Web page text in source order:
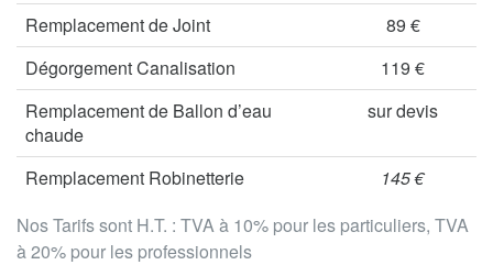
Nos Tarifs sont H.T. : TVA à 10% pour les particuliers, TVA
à 20% pour les professionnels
Remplacement de Joint
89 €
Dégorgement Canalisation
119 €
Remplacement de Ballon d’eau
chaude
sur devis
Remplacement Robinetterie 145 €